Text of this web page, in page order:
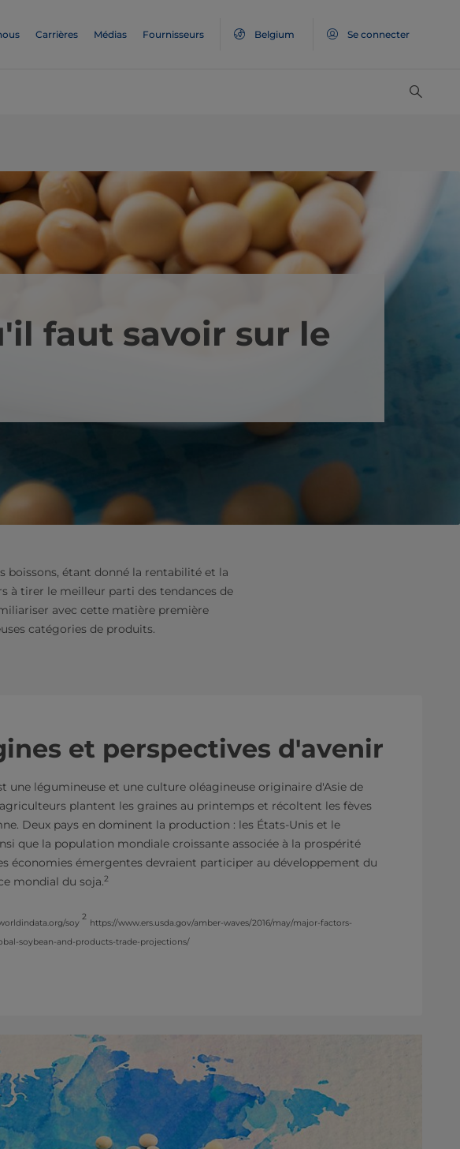
Carrières Médias Fournisseurs Belgium Se connecter
faut savoir sur le
étant donné la rentabilité et la
à tirer le meilleur parti des tendances de
avec cette matière première
catégories de produits.
et perspectives d'avenir
une légumineuse et une culture oléagineuse originaire d'Asie de
agriculteurs plantent les graines au printemps et récoltent les fèves
Deux pays en dominent la production : les États-Unis et le
que la population mondiale croissante associée à la prospérité
économies émergentes devraient participer au développement du
mondial du soja.2
soy
2
https://www.ers.usda.gov/amber-waves/2016/may/major-factors-
soybean-and-products-trade-projections/